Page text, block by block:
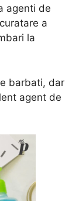
agenti de
a
la
barbati, dar
agent de